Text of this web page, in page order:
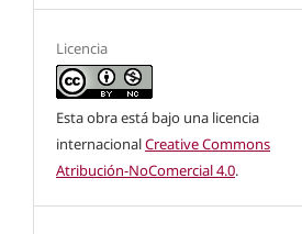
Licencia
Esta obra está bajo una licencia
internacionalCreative Commons
Atribución-NoComercial 4.0.